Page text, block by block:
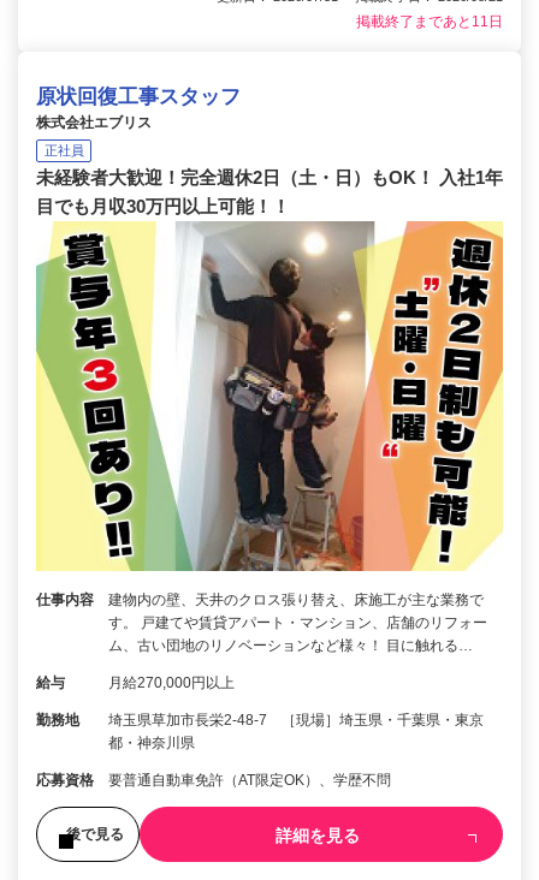
掲載終了まであと11日
原状回復工事スタッフ
株式会社エブリス
正社員
未経験者大歓迎！完全週休2日（土・日）もOK！ 入社1年
目でも月収30万円以上可能！！
仕事内容
建物内の壁、天井のクロス張り替え、床施工が主な業務で
す。 戸建てや賃貸アパート・マンション、店舗のリフォー
ム、古い団地のリノベーションなど様々！ 目に触れる…
給与 月給270,000円以上
勤務地
埼玉県草加市長栄2-48-7 ［現場］埼玉県・千葉県・東京
都・神奈川県
応募資格 要普通自動車免許（AT限定OK）、学歴不問
後で見る 詳細を見る